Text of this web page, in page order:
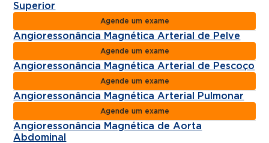
Superior
Agende um exame
Angioressonância Magnética Arterial de Pelve
Agende um exame
Angioressonância Magnética Arterial de Pescoço
Agende um exame
Angioressonância Magnética Arterial Pulmonar
Agende um exame
Angioressonância Magnética de Aorta
Abdominal